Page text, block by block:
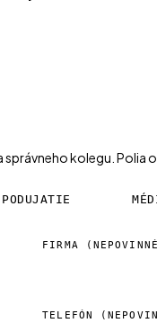
kolegu. Polia
PODUJATIE
FIRMA
TELEFÓN